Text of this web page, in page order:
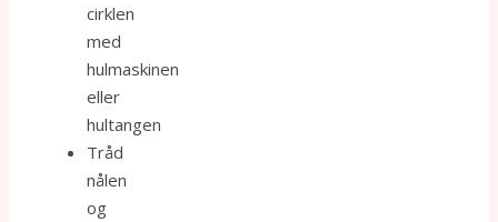
cirklen
med
hulmaskinen
eller
hultangen
Tråd
nålen
og